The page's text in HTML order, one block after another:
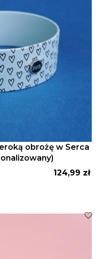
obrożę w Serca
Cena
124,99 zł